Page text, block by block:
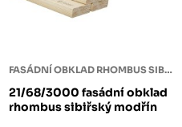
FASÁDNÍ OBKLAD RHOMBUS SIBIŘSKÝ MODŘÍN
21/68/3000 fasádní obklad
rhombus sibiřský modřín